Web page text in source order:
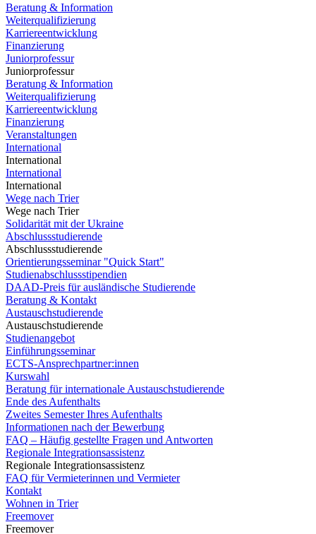
Beratung & Information
Weiterqualifizierung
Karriereentwicklung
Finanzierung
Juniorprofessur
Juniorprofessur
Beratung & Information
Weiterqualifizierung
Karriereentwicklung
Finanzierung
Veranstaltungen
International
International
International
International
Wege nach Trier
Wege nach Trier
Solidarität mit der Ukraine
Abschlussstudierende
Abschlussstudierende
Orientierungsseminar "Quick Start"
Studienabschlussstipendien
DAAD-Preis für ausländische Studierende
Beratung & Kontakt
Austauschstudierende
Austauschstudierende
Studienangebot
Einführungsseminar
ECTS-Ansprechpartner:innen
Kurswahl
Beratung für internationale Austauschstudierende
Ende des Aufenthalts
Zweites Semester Ihres Aufenthalts
Informationen nach der Bewerbung
FAQ – Häufig gestellte Fragen und Antworten
Regionale Integrationsassistenz
Regionale Integrationsassistenz
FAQ für Vermieterinnen und Vermieter
Kontakt
Wohnen in Trier
Freemover
Freemover